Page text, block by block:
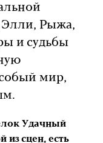
Элли, Рыжа,
и судьбы
мир,
Удачный
из сцен, есть